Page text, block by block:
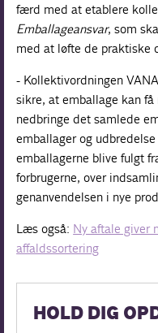
færd med at etablere
Emballageansvar, som
med at løfte de praktiske
- Kollektivordningen
sikre, at emballage kan
nedbringe det samlede
emballager og
emballagerne blive fulgt
forbrugerne, over
genanvendelsen i nye
Læs også: Ny aftale giver
affaldssortering
HOLD DIG